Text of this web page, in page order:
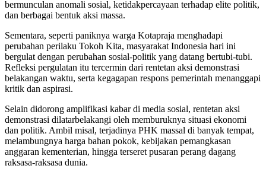
bermunculan anomali sosial, ketidakpercayaan terhadap elite politik,
dan berbagai bentuk aksi massa.
Sementara, seperti paniknya warga Kotapraja menghadapi
perubahan perilaku Tokoh Kita, masyarakat Indonesia hari ini
bergulat dengan perubahan sosial-politik yang datang bertubi-tubi.
Refleksi pergulatan itu tercermin dari rentetan aksi demonstrasi
belakangan waktu, serta kegagapan respons pemerintah menanggapi
kritik dan aspirasi.
Selain didorong amplifikasi kabar di media sosial, rentetan aksi
demonstrasi dilatarbelakangi oleh memburuknya situasi ekonomi
dan politik. Ambil misal, terjadinya PHK massal di banyak tempat,
melambungnya harga bahan pokok, kebijakan pemangkasan
anggaran kementerian, hingga terseret pusaran perang dagang
raksasa-raksasa dunia.